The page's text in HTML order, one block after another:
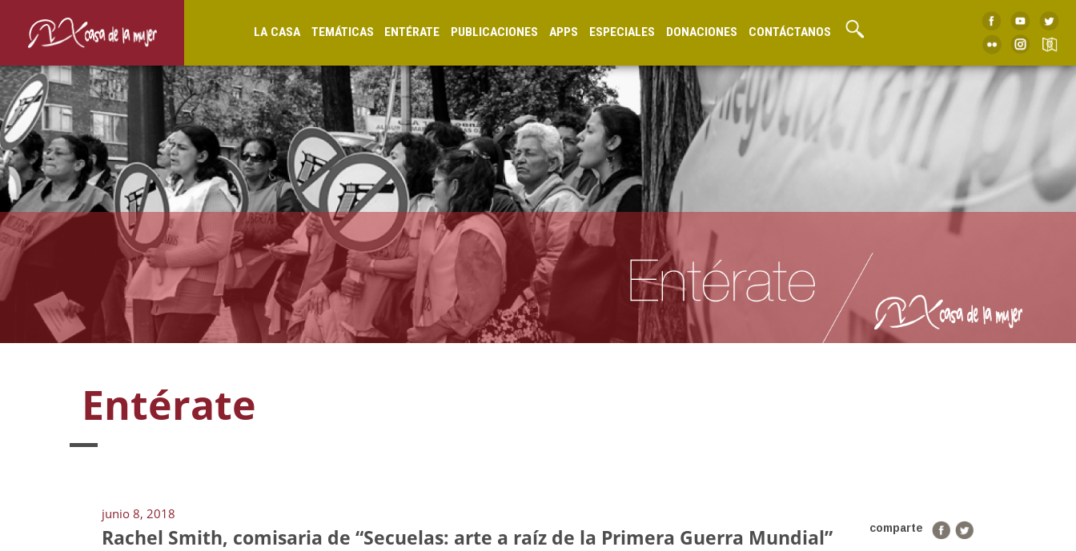
LA CASA TEMÁTICAS ENTÉRATE PUBLICACIONES APPS ESPECIALES DONACIONES CONTÁCTANOS
Entérate
junio 8, 2018
comparte
Rachel Smith, comisaria de “Secuelas: arte a raíz de la Primera Guerra Mundial”